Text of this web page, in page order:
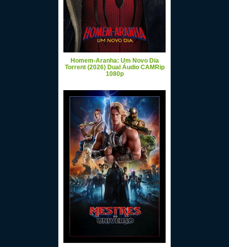
Homem-Aranha: Um Novo Dia
Torrent (2026) Dual Áudio CAMRip
1080p